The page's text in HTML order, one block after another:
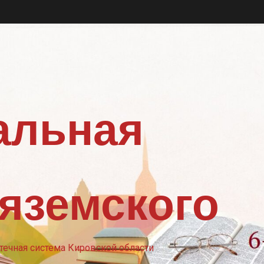
система Кировской области